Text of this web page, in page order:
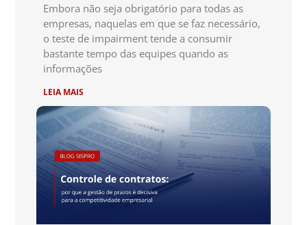
Embora não seja obrigatório para todas as
empresas, naquelas em que se faz necessário,
o teste de impairment tende a consumir
bastante tempo das equipes quando as
informações
LEIA MAIS